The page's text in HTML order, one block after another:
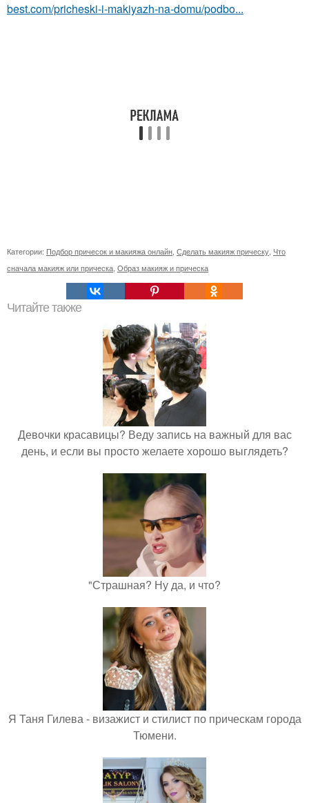
best.com/pricheski-i-makiyazh-na-domu/podbo...
Категории: Подбор причесок и макияжа онлайн, Сделать макияж прическу, Что
сначала макияж или прическа, Образ макияж и прическа
Читайте также
Девочки красавицы? Веду запись на важный для вас
день, и если вы просто желаете хорошо выглядеть?
"Страшная? Ну да, и что?
Я Таня Гилева - визажист и стилист по прическам города
Тюмени.